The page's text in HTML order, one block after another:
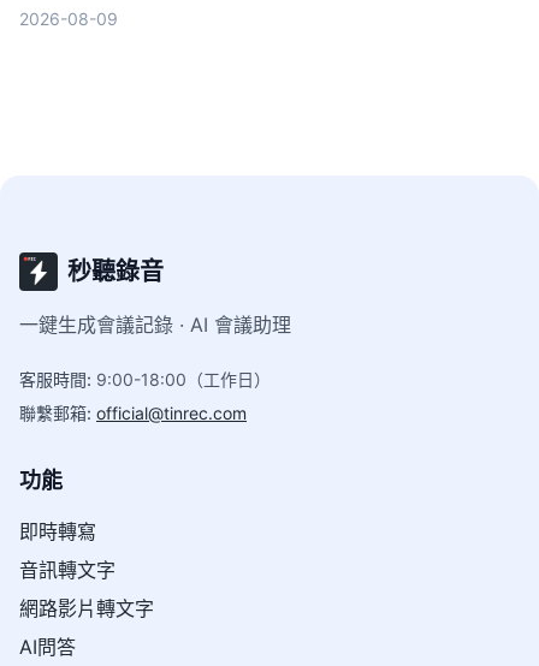
2026-08-09
秒聽錄音
一鍵生成會議記錄 · AI 會議助理
客服時間: 9:00-18:00（工作日）
聯繫郵箱: official@tinrec.com
功能
即時轉寫
音訊轉文字
網路影片轉文字
AI問答